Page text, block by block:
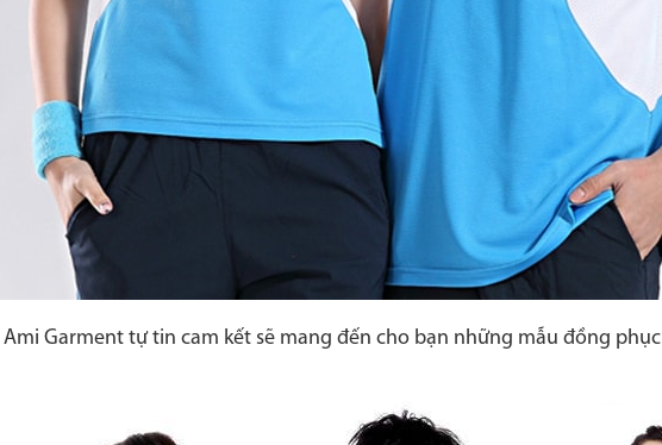
Garment tự tin cam kết sẽ mang đến cho bạn những mẫu đồng phục